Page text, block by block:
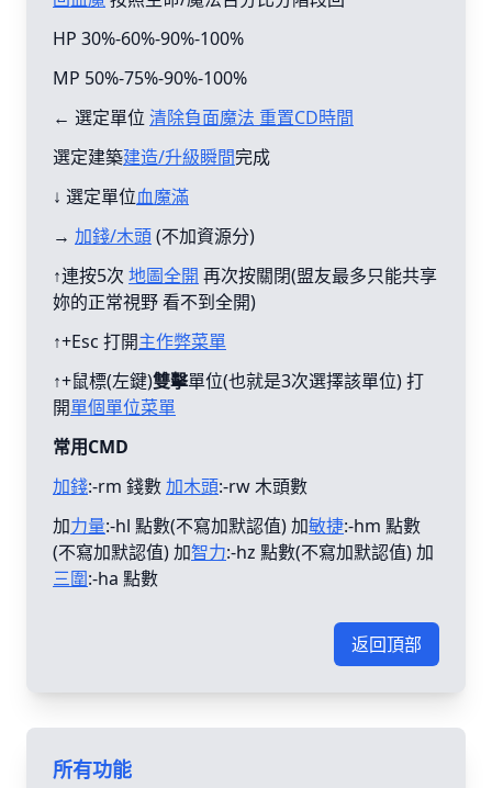
HP 30%-60%-90%-100%
MP 50%-75%-90%-100%
← 選定單位 清除負面魔法 重置CD時間
選定建築建造/升級瞬間完成
↓ 選定單位血魔滿
→ 加錢/木頭(不加資源分)
↑連按5次 地圖全開 再次按關閉(盟友最多只能共享
妳的正常視野 看不到全開)
↑+Esc 打開主作弊菜單
↑+鼠標(左鍵)雙擊單位(也就是3次選擇該單位) 打
開單個單位菜單
常用CMD
加錢:-rm 錢數加木頭:-rw 木頭數
加力量:-hl 點數(不寫加默認值) 加敏捷:-hm 點數
(不寫加默認值) 加智力:-hz 點數(不寫加默認值) 加
三圍:-ha 點數
返回頂部
所有功能